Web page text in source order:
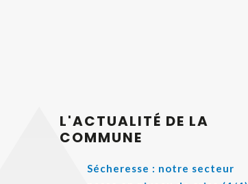
L'ACTUALITÉ DE LA
COMMUNE
Sécheresse : notre secteur